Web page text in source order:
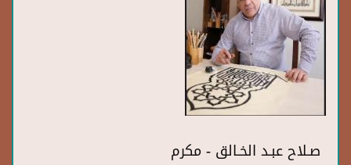
صـلاح عبـد الخـالق - مكرم